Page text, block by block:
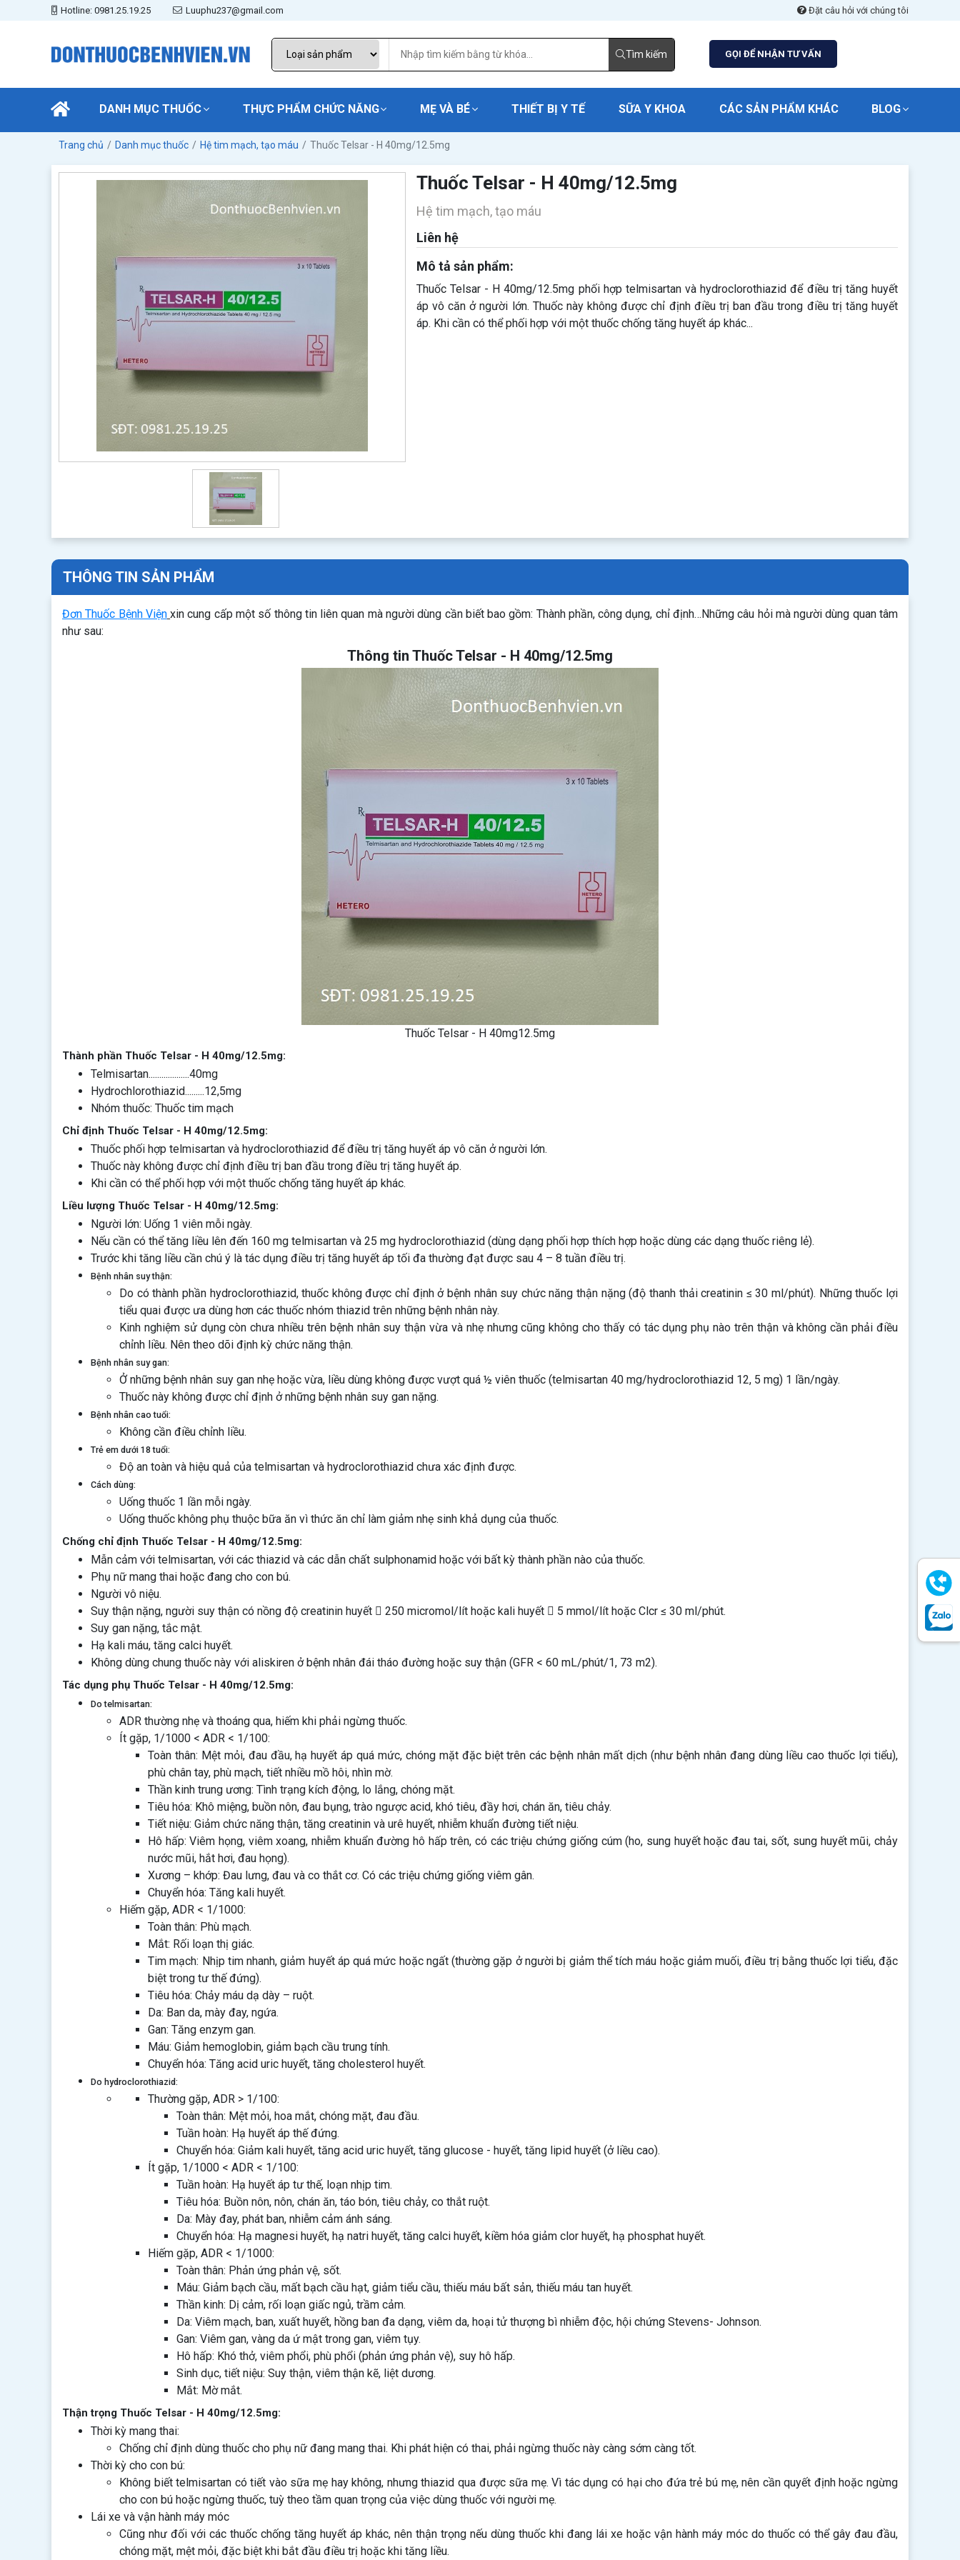
Hotline: 0981.25.19.25 Luuphu237@gmail.com Đặt câu hỏi với chúng tôi
Tìm kiếm GỌI ĐỂ NHẬN TƯ VẤN
DANH MỤC THUỐC THỰC PHẨM CHỨC NĂNG MẸ VÀ BÉ THIẾT BỊ Y TẾ SỮA Y KHOA CÁC SẢN PHẨM KHÁC BLOG
Trang chủ Danh mục thuốc Hệ tim mạch, tạo máu Thuốc Telsar - H 40mg/12.5mg
Thuốc Telsar - H 40mg/12.5mg
Hệ tim mạch, tạo máu
Liên hệ
Mô tả sản phẩm:
Thuốc Telsar - H 40mg/12.5mg phối hợp telmisartan và hydroclorothiazid để điều trị tăng huyết
áp vô căn ở người lớn. Thuốc này không được chỉ định điều trị ban đầu trong điều trị tăng huyết
áp. Khi cần có thể phối hợp với một thuốc chống tăng huyết áp khác...
THÔNG TIN SẢN PHẨM
Đơn Thuốc Bệnh Viện xin cung cấp một số thông tin liên quan mà người dùng cần biết bao gồm: Thành phần, công dụng, chỉ định…Những câu hỏi mà người dùng quan tâm
như sau:
Thông tin Thuốc Telsar - H 40mg/12.5mg
Thuốc Telsar - H 40mg12.5mg
Thành phần Thuốc Telsar - H 40mg/12.5mg:
Telmisartan...................40mg
Hydrochlorothiazid.........12,5mg
Nhóm thuốc: Thuốc tim mạch
Chỉ định Thuốc Telsar - H 40mg/12.5mg:
Thuốc phối hợp telmisartan và hydroclorothiazid để điều trị tăng huyết áp vô căn ở người lớn.
Thuốc này không được chỉ định điều trị ban đầu trong điều trị tăng huyết áp.
Khi cần có thể phối hợp với một thuốc chống tăng huyết áp khác.
Liều lượng Thuốc Telsar - H 40mg/12.5mg:
Người lớn: Uống 1 viên mỗi ngày.
Nếu cần có thể tăng liều lên đến 160 mg telmisartan và 25 mg hydroclorothiazid (dùng dạng phối hợp thích hợp hoặc dùng các dạng thuốc riêng lẻ).
Trước khi tăng liều cần chú ý là tác dụng điều trị tăng huyết áp tối đa thường đạt được sau 4 – 8 tuần điều trị.
Bệnh nhân suy thận:
Do có thành phần hydroclorothiazid, thuốc không được chỉ định ở bệnh nhân suy chức năng thận nặng (độ thanh thải creatinin ≤ 30 ml/phút). Những thuốc lợi
tiểu quai được ưa dùng hơn các thuốc nhóm thiazid trên những bệnh nhân này.
Kinh nghiệm sử dụng còn chưa nhiều trên bệnh nhân suy thận vừa và nhẹ nhưng cũng không cho thấy có tác dụng phụ nào trên thận và không cần phải điều
chỉnh liều. Nên theo dõi định kỳ chức năng thận.
Bệnh nhân suy gan:
Ở những bệnh nhân suy gan nhẹ hoặc vừa, liều dùng không được vượt quá ½ viên thuốc (telmisartan 40 mg/hydroclorothiazid 12, 5 mg) 1 lần/ngày.
Thuốc này không được chỉ định ở những bệnh nhân suy gan nặng.
Bệnh nhân cao tuổi:
Không cần điều chỉnh liều.
Trẻ em dưới 18 tuổi:
Độ an toàn và hiệu quả của telmisartan và hydroclorothiazid chưa xác định được.
Cách dùng:
Uống thuốc 1 lần mỗi ngày.
Uống thuốc không phụ thuộc bữa ăn vì thức ăn chỉ làm giảm nhẹ sinh khả dụng của thuốc.
Chống chỉ định Thuốc Telsar - H 40mg/12.5mg:
Mẫn cảm với telmisartan, với các thiazid và các dẫn chất sulphonamid hoặc với bất kỳ thành phần nào của thuốc.
Phụ nữ mang thai hoặc đang cho con bú.
Người vô niệu.
Suy thận nặng, người suy thận có nồng độ creatinin huyết  250 micromol/lít hoặc kali huyết  5 mmol/lít hoặc Clcr ≤ 30 ml/phút.
Suy gan nặng, tắc mật.
Hạ kali máu, tăng calci huyết.
Không dùng chung thuốc này với aliskiren ở bệnh nhân đái tháo đường hoặc suy thận (GFR < 60 mL/phút/1, 73 m2).
Tác dụng phụ Thuốc Telsar - H 40mg/12.5mg:
Do telmisartan:
ADR thường nhẹ và thoáng qua, hiếm khi phải ngừng thuốc.
Ít gặp, 1/1000 < ADR < 1/100:
Toàn thân: Mệt mỏi, đau đầu, hạ huyết áp quá mức, chóng mặt đặc biệt trên các bệnh nhân mất dịch (như bệnh nhân đang dùng liều cao thuốc lợi tiểu),
phù chân tay, phù mạch, tiết nhiều mồ hôi, nhìn mờ.
Thần kinh trung ương: Tình trạng kích động, lo lắng, chóng mặt.
Tiêu hóa: Khô miệng, buồn nôn, đau bụng, trào ngược acid, khó tiêu, đầy hơi, chán ăn, tiêu chảy.
Tiết niệu: Giảm chức năng thận, tăng creatinin và urê huyết, nhiễm khuẩn đường tiết niệu.
Hô hấp: Viêm họng, viêm xoang, nhiễm khuẩn đường hô hấp trên, có các triệu chứng giống cúm (ho, sung huyết hoặc đau tai, sốt, sung huyết mũi, chảy
nước mũi, hắt hơi, đau họng).
Xương – khớp: Đau lưng, đau và co thắt cơ. Có các triệu chứng giống viêm gân.
Chuyển hóa: Tăng kali huyết.
Hiếm gặp, ADR < 1/1000:
Toàn thân: Phù mạch.
Mắt: Rối loạn thị giác.
Tim mạch: Nhịp tim nhanh, giảm huyết áp quá mức hoặc ngất (thường gặp ở người bị giảm thể tích máu hoặc giảm muối, điều trị bằng thuốc lợi tiểu, đặc
biệt trong tư thế đứng).
Tiêu hóa: Chảy máu dạ dày – ruột.
Da: Ban da, mày đay, ngứa.
Gan: Tăng enzym gan.
Máu: Giảm hemoglobin, giảm bạch cầu trung tính.
Chuyển hóa: Tăng acid uric huyết, tăng cholesterol huyết.
Do hydroclorothiazid:
Thường gặp, ADR > 1/100:
Toàn thân: Mệt mỏi, hoa mắt, chóng mặt, đau đầu.
Tuần hoàn: Hạ huyết áp thế đứng.
Chuyển hóa: Giảm kali huyết, tăng acid uric huyết, tăng glucose - huyết, tăng lipid huyết (ở liều cao).
Ít gặp, 1/1000 < ADR < 1/100:
Tuần hoàn: Hạ huyết áp tư thế, loạn nhịp tim.
Tiêu hóa: Buồn nôn, nôn, chán ăn, táo bón, tiêu chảy, co thắt ruột.
Da: Mày đay, phát ban, nhiễm cảm ánh sáng.
Chuyển hóa: Hạ magnesi huyết, hạ natri huyết, tăng calci huyết, kiềm hóa giảm clor huyết, hạ phosphat huyết.
Hiếm gặp, ADR < 1/1000:
Toàn thân: Phản ứng phản vệ, sốt.
Máu: Giảm bạch cầu, mất bạch cầu hạt, giảm tiểu cầu, thiếu máu bất sản, thiếu máu tan huyết.
Thần kinh: Dị cảm, rối loạn giấc ngủ, trầm cảm.
Da: Viêm mạch, ban, xuất huyết, hồng ban đa dạng, viêm da, hoại tử thượng bì nhiễm độc, hội chứng Stevens- Johnson.
Gan: Viêm gan, vàng da ứ mật trong gan, viêm tụy.
Hô hấp: Khó thở, viêm phổi, phù phổi (phản ứng phản vệ), suy hô hấp.
Sinh dục, tiết niệu: Suy thận, viêm thận kẽ, liệt dương.
Mắt: Mờ mắt.
Thận trọng Thuốc Telsar - H 40mg/12.5mg:
Thời kỳ mang thai:
Chống chỉ định dùng thuốc cho phụ nữ đang mang thai. Khi phát hiện có thai, phải ngừng thuốc này càng sớm càng tốt.
Thời kỳ cho con bú:
Không biết telmisartan có tiết vào sữa mẹ hay không, nhưng thiazid qua được sữa mẹ. Vì tác dụng có hại cho đứa trẻ bú mẹ, nên cần quyết định hoặc ngừng
cho con bú hoặc ngừng thuốc, tuỳ theo tầm quan trọng của việc dùng thuốc với người mẹ.
Lái xe và vận hành máy móc
Cũng như đối với các thuốc chống tăng huyết áp khác, nên thận trọng nếu dùng thuốc khi đang lái xe hoặc vận hành máy móc do thuốc có thể gây đau đầu,
chóng mặt, mệt mỏi, đặc biệt khi bắt đầu điều trị hoặc khi tăng liều.